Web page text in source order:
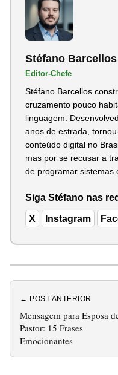
Stéfano Barcellos
Editor-Chefe
Stéfano Barcellos
cruzamento pouco
linguagem.
anos de estrada,
conteúdo digital no
mas por se recusar a
de programar sistemas
Siga Stéfano nas
X Instagram
← POST ANTERIOR
Mensagem para Esposa
Pastor: 15 Frases
Emocionantes